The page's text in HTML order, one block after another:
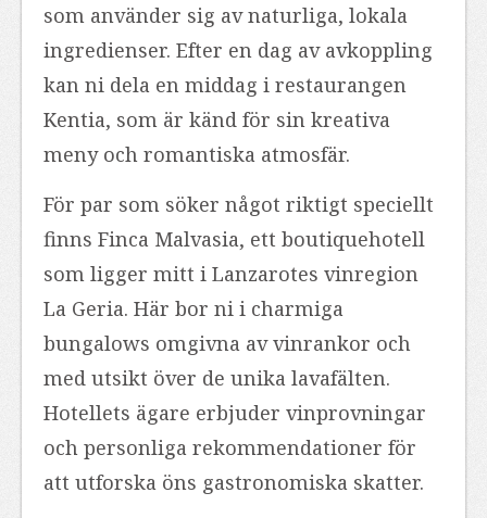
som använder sig av naturliga, lokala
ingredienser. Efter en dag av avkoppling
kan ni dela en middag i restaurangen
Kentia, som är känd för sin kreativa
meny och romantiska atmosfär.
För par som söker något riktigt speciellt
finns Finca Malvasia, ett boutiquehotell
som ligger mitt i Lanzarotes vinregion
La Geria. Här bor ni i charmiga
bungalows omgivna av vinrankor och
med utsikt över de unika lavafälten.
Hotellets ägare erbjuder vinprovningar
och personliga rekommendationer för
att utforska öns gastronomiska skatter.